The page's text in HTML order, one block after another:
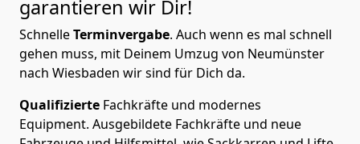
garantieren wir Dir!
SchnelleTerminvergabe. Auch wenn es mal schnell
gehen muss, mit Deinem Umzug von Neumünster
nach Wiesbaden wir sind für Dich da.
Qualifizierte Fachkräfte und modernes
Equipment. Ausgebildete Fachkräfte und neue